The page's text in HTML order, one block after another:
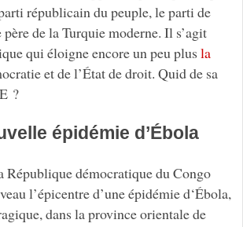
républicain du peuple, le parti de
de la Turquie moderne. Il s’agit
qui éloigne encore un peu plus la
et de l’État de droit. Quid de sa
?
épidémie d’Ébola
République démocratique du Congo
l’épicentre d’une épidémie d‘Ébola,
dans la province orientale de